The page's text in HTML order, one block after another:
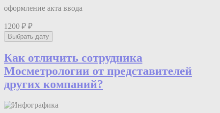
оформление акта ввода
1200 ₽ ₽
Выбрать дату
Как отличить сотрудника
Мосмeтрологии от представителей
других компаний?